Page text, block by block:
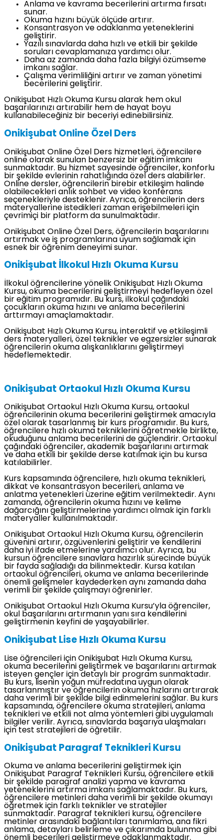
Anlama ve kavrama becerilerini artırma fırsatı
sunar.
Okuma hızını büyük ölçüde artırır.
Konsantrasyon ve odaklanma yeteneklerini
geliştirir.
Yazılı sınavlarda daha hızlı ve etkili bir şekilde
soruları cevaplamanıza yardımcı olur.
Daha az zamanda daha fazla bilgiyi özümseme
imkanı sağlar.
Çalışma verimliliğini artırır ve zaman yönetimi
becerilerini geliştirir.
Onikişubat Hızlı Okuma Kursu alarak hem okul
başarılarınızı artırabilir hem de hayat boyu
kullanabileceğiniz bir beceriyi edinebilirsiniz.
Onikişubat Online Özel Ders
Onikişubat Online Özel Ders hizmetleri, öğrencilere
online olarak sunulan benzersiz bir eğitim imkanı
sunmaktadır. Bu hizmet sayesinde öğrenciler, konforlu
bir şekilde evlerinin rahatlığında özel ders alabilirler.
Online dersler, öğrencilerin birebir etkileşim halinde
olabilecekleri anlık sohbet ve video konferans
seçenekleriyle desteklenir. Ayrıca, öğrencilerin ders
materyallerine istedikleri zaman erişebilmeleri için
çevrimiçi bir platform da sunulmaktadır.
Onikişubat Online Özel Ders, öğrencilerin başarılarını
artırmak ve iş programlarına uyum sağlamak için
esnek bir öğrenim deneyimi sunar.
Onikişubat İlkokul Hızlı Okuma Kursu
İlkokul öğrencilerine yönelik Onikişubat Hızlı Okuma
Kursu, okuma becerilerini geliştirmeyi hedefleyen özel
bir eğitim programıdır. Bu kurs, ilkokul çağındaki
çocukların okuma hızını ve anlama becerilerini
arttırmayı amaçlamaktadır.
Onikişubat Hızlı Okuma Kursu, interaktif ve etkileşimli
ders materyalleri, özel teknikler ve egzersizler sunarak
öğrencilerin okuma alışkanlıklarını geliştirmeyi
hedeflemektedir.
Onikişubat Ortaokul Hızlı Okuma Kursu
Onikişubat Ortaokul Hızlı Okuma Kursu, ortaokul
öğrencilerinin okuma becerilerini geliştirmek amacıyla
özel olarak tasarlanmış bir kurs programıdır. Bu kurs,
öğrencilere hızlı okuma tekniklerini öğretmekle birlikte,
okuduğunu anlama becerilerini de güçlendirir. Ortaokul
çağındaki öğrenciler, akademik başarılarını artırmak
ve daha etkili bir şekilde derse katılmak için bu kursa
katılabilirler.
Kurs kapsamında öğrencilere, hızlı okuma teknikleri,
dikkat ve konsantrasyon becerileri, anlama ve
anlatma yetenekleri üzerine eğitim verilmektedir. Aynı
zamanda, öğrencilerin okuma hızını ve kelime
dağarcığını geliştirmelerine yardımcı olmak için farklı
materyaller kullanılmaktadır.
Onikişubat Ortaokul Hızlı Okuma Kursu, öğrencilerin
güvenini artırır, özgüvenlerini geliştirir ve kendilerini
daha iyi ifade etmelerine yardımcı olur. Ayrıca, bu
kursun öğrencilere sınavlara hazırlık sürecinde büyük
bir fayda sağladığı da bilinmektedir. Kursa katılan
ortaokul öğrencileri, okuma ve anlama becerilerinde
önemli gelişmeler kaydederken aynı zamanda daha
verimli bir şekilde çalışmayı öğrenirler.
Onikişubat Ortaokul Hızlı Okuma Kursu’yla öğrenciler,
okul başarılarını artırmanın yanı sıra kendilerini
geliştirmenin keyfini de yaşayabilirler.
Onikişubat Lise Hızlı Okuma Kursu
Lise öğrencileri için Onikişubat Hızlı Okuma Kursu,
okuma becerilerini geliştirmek ve başarılarını artırmak
isteyen gençler için detaylı bir program sunmaktadır.
Bu kurs, lisenin yoğun müfredatına uygun olarak
tasarlanmıştır ve öğrencilerin okuma hızlarını artırarak
daha verimli bir şekilde bilgi edinmelerini sağlar. Bu kurs
kapsamında, öğrencilere okuma stratejileri, anlama
teknikleri ve etkili not alma yöntemleri gibi uygulamalı
bilgiler verilir. Ayrıca, sınavlarda başarıya ulaşmaları
için test stratejileri de öğretilir.
Onikişubat Paragraf Teknikleri Kursu
Okuma ve anlama becerilerini geliştirmek için
Onikişubat Paragraf Teknikleri Kursu, öğrencilere etkili
bir şekilde paragraf analizi yapma ve kavrama
yeteneklerini artırma imkanı sağlamaktadır. Bu kurs,
öğrencilere metinleri daha verimli bir şekilde okumayı
öğretmek için farklı teknikler ve stratejiler
sunmaktadır. Paragraf teknikleri kursu, öğrencilere
metinler arasındaki bağlantıları tanımlama, ana fikri
anlama, detayları belirleme ve çıkarımda bulunma gibi
önemli becerileri geliştirmeye odaklanmaktadır.